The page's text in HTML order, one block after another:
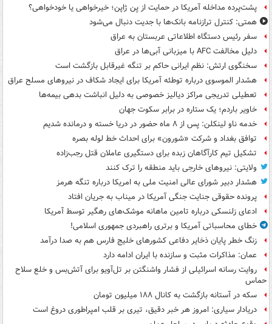
پشت‌پرده مداخله آمریکا در حمایت از یِن ژاپن؛ خیرخواهی یا خودخواهی؟
همتی: کنترل ترازنامه بانک‌ها با جدیت دنبال می‌شود
سفر رئیس دستگاه اطلاعاتی عربستان به عراق
دلیل مخالفت AFC با میزبانی آبی‌ها در عراق
سخنگوی ارتش: نظم ایرانی حاکم بر تنگه غیرقابل بازگشت است
هشدار الموسوی درباره توطئه آمریکا برای ایجاد شکاف در نیروهای مسلح عراق
تعطیلی تدریجی مراکز دیالیز خصوصی به دلیل انباشت بدهی بیمه‌ها
خاویر باردم؛ یک ستاره در برابر سکوت جهان
خدمه ناو لینکلن: پس از ۸ ماه حضور در دریا خسته و درمانده‌ شدیم
توافق بغداد و شرکت «شورون» برای احداث خط لوله بصره
تشکیل تیم کارآگاهان زبده برای دستگیری عاملان قتل رجب‌زاده
ولایتی: نیروهای خارجی باید منطقه را ترک کنند
هشدار دبیر شورای عالی امنیت ملی به امریکا درباره تنگه هرمز
پرونده حقوقی جنایت جنگی آمریکا در میناب به جریان افتاد
ادعای زلنسکی درباره تامین ماهانه موشک‌های رهگیر توسط آمریکا
خطای محاسباتی آمریکا و برتری راهبردی جمهوری اسلامی!
زنگ خطر پایان ذخایر دفاعی کشورهای خلیج فارس هم به صدا درآمد
عمان: مذاکرات مثبت و سازنده با ایران ادامه دارد
روایت رسانه اسرائیلی از فشار واشنگتن بر تل‌آویو برای آتش‌بس و خلع سلاح
حماس
سکه در آستانه بازگشت به کانال ۱۸۸ میلیون تومان
دریادار سیاری: امروز هر خبر دقیق، تیری بر قلب امپراطوری دروغ است